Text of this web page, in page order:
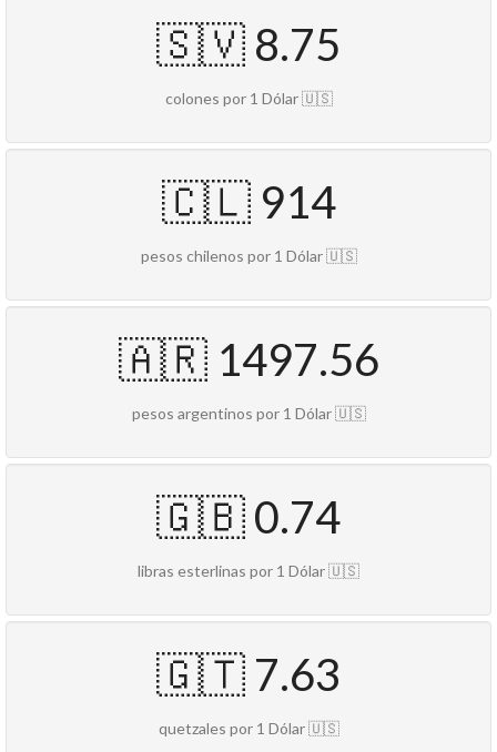
🇸🇻 8.75
colones por 1 Dólar 🇺🇸
🇨🇱 914
pesos chilenos por 1 Dólar 🇺🇸
🇦🇷 1497.56
pesos argentinos por 1 Dólar 🇺🇸
🇬🇧 0.74
libras esterlinas por 1 Dólar 🇺🇸
🇬🇹 7.63
quetzales por 1 Dólar 🇺🇸